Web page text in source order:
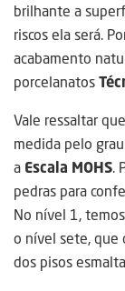
brilhante a
riscos ela será.
acabamento
porcelanatos
Vale ressaltar
medida pelo
a Escala MOHS.
pedras para
No nível 1,
o nível sete, que
dos pisos